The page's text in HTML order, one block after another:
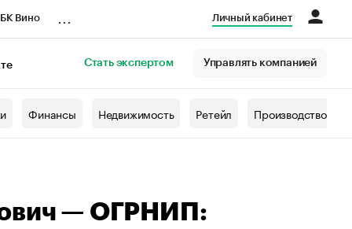
Вино Личный кабинет
Стать экспертом Управлять компанией
Финансы Недвижимость Ретейл Производство
— ОГРНИП: